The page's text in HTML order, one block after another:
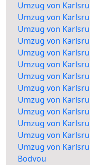
Umzug von
Umzug von
Umzug von
Umzug von
Umzug von
Umzug von
Umzug von
Umzug von
Umzug von
Umzug von
Umzug von
Umzug von
Umzug von
Bodvou